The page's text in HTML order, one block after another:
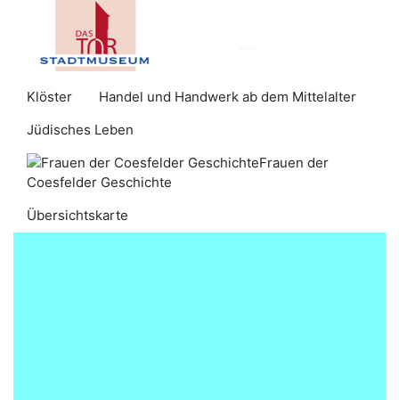
Klöster
Handel und Handwerk ab dem Mittelalter
​​​​​​​​​​Jüdisches Leben​​​​​​​
Frauen der
Coesfelder Geschichte
Übersichtskarte